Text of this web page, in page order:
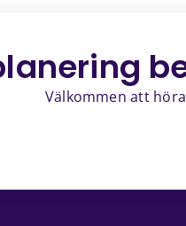
Välkommen att